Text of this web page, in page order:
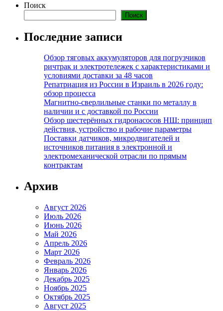
Поиск
Поиск
Последние записи
Обзор тяговых аккумуляторов для погрузчиков
ричтрак и электротележек с характеристиками и
условиями доставки за 48 часов
Репатриация из России в Израиль в 2026 году:
обзор процесса
Магнитно-сверлильные станки по металлу в
наличии и с доставкой по России
Обзор шестерённых гидронасосов НШ: принцип
действия, устройство и рабочие параметры
Поставки датчиков, микродвигателей и
источников питания в электронной и
электромеханической отрасли по прямым
контрактам
Архив
Август 2026
Июль 2026
Июнь 2026
Май 2026
Апрель 2026
Март 2026
Февраль 2026
Январь 2026
Декабрь 2025
Ноябрь 2025
Октябрь 2025
Август 2025